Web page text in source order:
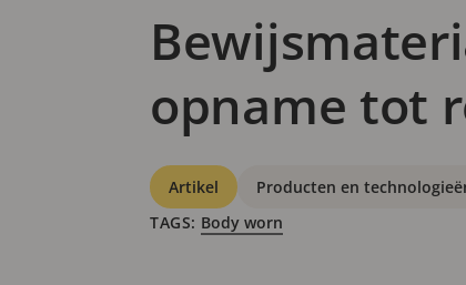
opname tot
Categorieën
Artikel Producten en
TAGS: Body worn